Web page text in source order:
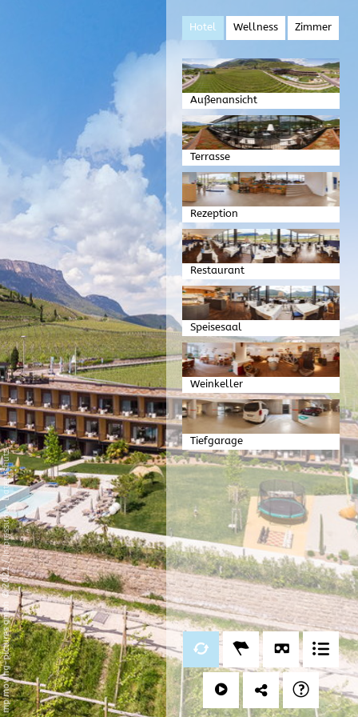
Hotel Wellness Zimmer
Außenansicht
Terrasse
Rezeption
Restaurant
Speisesaal
Weinkeller
Tiefgarage
mp moving-pictures gmbh © 2021
/
Impressum
-
Datenschutz